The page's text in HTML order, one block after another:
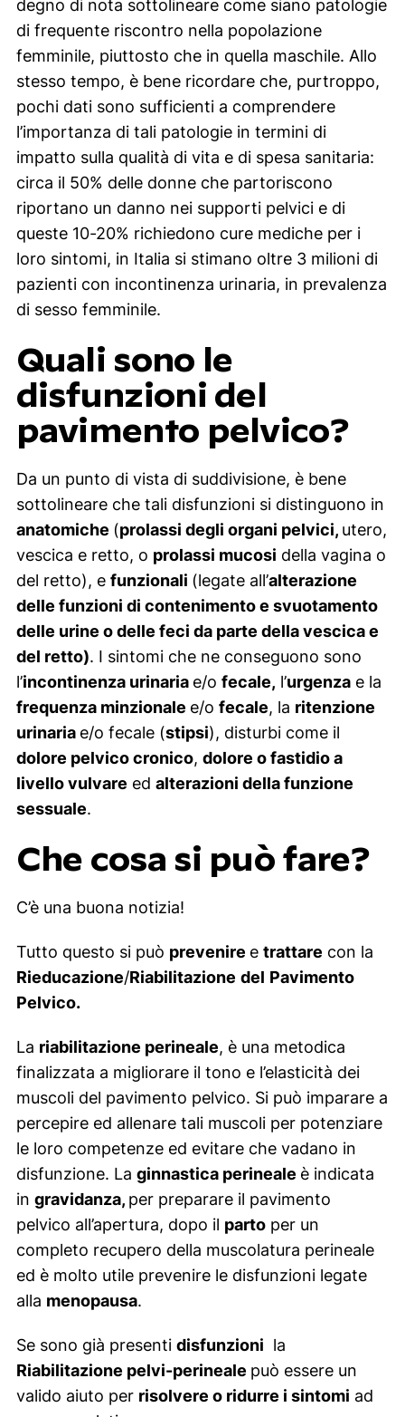
degno di nota sottolineare come siano patologie
di frequente riscontro nella popolazione
femminile, piuttosto che in quella maschile. Allo
stesso tempo, è bene ricordare che, purtroppo,
pochi dati sono sufficienti a comprendere
l’importanza di tali patologie in termini di
impatto sulla qualità di vita e di spesa sanitaria:
circa il 50% delle donne che partoriscono
riportano un danno nei supporti pelvici e di
queste 10-20% richiedono cure mediche per i
loro sintomi, in Italia si stimano oltre 3 milioni di
pazienti con incontinenza urinaria, in prevalenza
di sesso femminile.
Quali sono le
disfunzioni del
pavimento pelvico?
Da un punto di vista di suddivisione, è bene
sottolineare che tali disfunzioni si distinguono in
anatomiche (prolassi degli organi pelvici, utero,
vescica e retto, o prolassi mucosi della vagina o
del retto), e funzionali (legate all’alterazione
delle funzioni di contenimento e svuotamento
delle urine o delle feci da parte della vescica e
del retto). I sintomi che ne conseguono sono
l’incontinenza urinaria e/o fecale, l’urgenzae la
frequenza minzionale e/o fecale, la ritenzione
urinaria e/o fecale (stipsi), disturbi come il
dolore pelvico cronico, dolore o fastidio a
livello vulvare ed alterazioni della funzione
sessuale.
Che cosa si può fare?
C’è una buona notizia!
Tutto questo si può prevenire e trattare con la
Rieducazione/Riabilitazione del Pavimento
Pelvico.
La riabilitazione perineale, è una metodica
finalizzata a migliorare il tono e l’elasticità dei
muscoli del pavimento pelvico. Si può imparare a
percepire ed allenare tali muscoli per potenziare
le loro competenze ed evitare che vadano in
disfunzione. La ginnastica perineale è indicata
in gravidanza, per preparare il pavimento
pelvico all’apertura, dopo il partoper un
completo recupero della muscolatura perineale
ed è molto utile prevenire le disfunzioni legate
alla menopausa.
Se sono già presenti disfunzioni la
Riabilitazione pelvi-perineale può essere un
valido aiuto per risolvere o ridurre i sintomi ad